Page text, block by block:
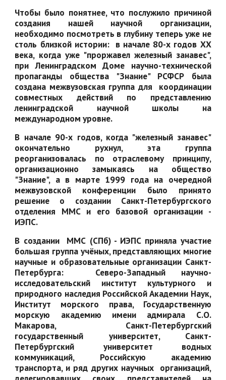
Чтобы было понятнее, что послужило причиной
создания нашей научной организации,
необходимо посмотреть в глубину теперь уже не
столь близкой истории: в начале 80-х годов ХХ
века, когда уже "проржавел железный занавес",
при Ленинградском Доме научно-технической
пропаганды общества "Знание" РСФСР была
создана межвузовская группа для координации
совместных действий по представлению
ленинградской научной школы на
международном уровне.
В начале 90-х годов, когда "железный занавес"
окончательно рухнул, эта группа
реорганизовалась по отраслевому принципу,
организационно замыкаясь на общество
"Знание", а в марте 1999 года на очередной
межвузовской конференции было принято
решение о создании Санкт-Петербургского
отделения ММС и его базовой организации -
ИЭПС.
В создании ММС (СПб) - ИЭПС приняла участие
большая группа учёных, представляющих многие
научные и образовательные организации Санкт-
Петербурга: Северо-Западный научно-
исследовательский институт культурного и
природного наследия Российской Академии Наук,
Институт морского права, Государственную
морскую академию имени адмирала С.О.
Макарова, Санкт-Петербургский
государственный университет, Санкт-
Петербургский университет водных
коммуникаций, Российскую академию
транспорта, и ряд других научных организаций,